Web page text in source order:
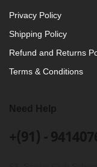
Privacy Policy
Shipping Policy
Refund and Returns
Terms & Conditions
Need Help
+(91) -